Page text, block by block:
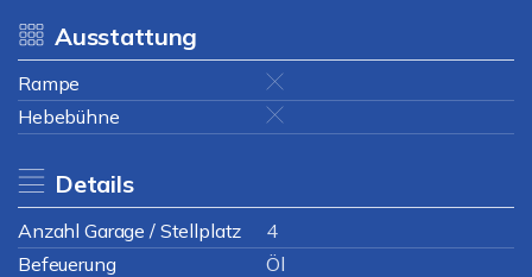
Ausstattung
Rampe
Hebebühne
Details
Anzahl Garage / Stellplatz
4
Befeuerung
Öl